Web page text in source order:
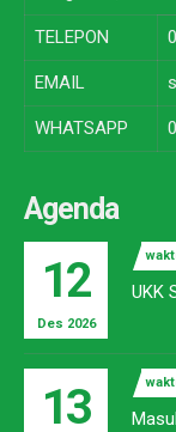
TELEPON
EMAIL
WHATSAPP
Agenda
12
Des 2026
UKK
13